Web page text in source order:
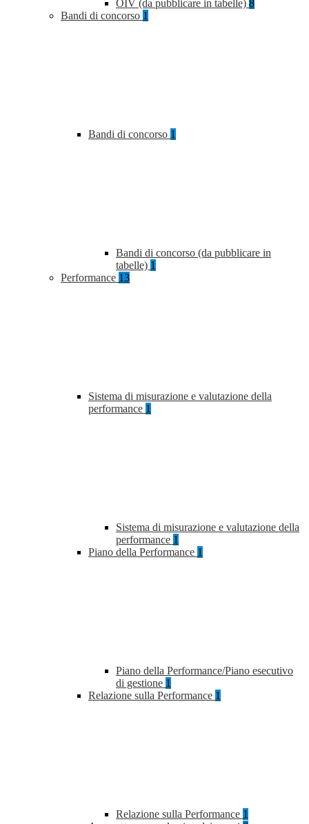
OIV (da pubblicare in tabelle) 8
Bandi di concorso 1
Bandi di concorso 1
Bandi di concorso (da pubblicare in
tabelle) 1
Performance 13
Sistema di misurazione e valutazione della
performance 1
Sistema di misurazione e valutazione della
performance 1
Piano della Performance 1
Piano della Performance/Piano esecutivo
di gestione 1
Relazione sulla Performance 1
Relazione sulla Performance 1